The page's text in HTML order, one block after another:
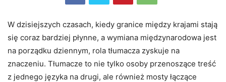
W dzisiejszych czasach, kiedy granice między krajami stają
się coraz bardziej płynne, a wymiana międzynarodowa jest
na porządku dziennym, rola tłumacza zyskuje na
znaczeniu. Tłumacze to nie tylko osoby przenoszące treść
z jednego języka na drugi, ale również mosty łączące